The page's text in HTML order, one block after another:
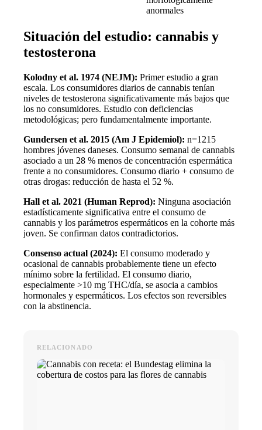
anormales
Situación del estudio: cannabis y
testosterona
Kolodny et al. 1974 (NEJM): Primer estudio a gran
escala. Los consumidores diarios de cannabis tenían
niveles de testosterona significativamente más bajos que
los no consumidores. Estudio con deficiencias
metodológicas; pero fundamentalmente importante.
Gundersen et al. 2015 (Am J Epidemiol): n=1215
hombres jóvenes daneses. Consumo semanal de cannabis
asociado a un 28 % menos de concentración espermática
frente a no consumidores. Consumo diario + consumo de
otras drogas: reducción de hasta el 52 %.
Hall et al. 2021 (Human Reprod): Ninguna asociación
estadísticamente significativa entre el consumo de
cannabis y los parámetros espermáticos en la cohorte más
joven. Se confirman datos contradictorios.
Consenso actual (2024): El consumo moderado y
ocasional de cannabis probablemente tiene un efecto
mínimo sobre la fertilidad. El consumo diario,
especialmente >10 mg THC/día, se asocia a cambios
hormonales y espermáticos. Los efectos son reversibles
con la abstinencia.
RELACIONADO